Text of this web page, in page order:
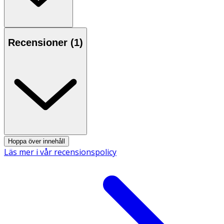
Fästes med de 2 tejpfästena, fickan vänds fram
Förvaras torrt, rumstemperatur och inget solljus
OK för gravida och ammande:
Recensioner (1)
Hoppa över innehåll
Läs mer i vår recensionspolicy